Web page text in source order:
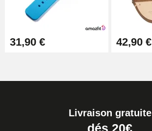
31,90 € 42,90 €
Livraison gratuite
dés 20€